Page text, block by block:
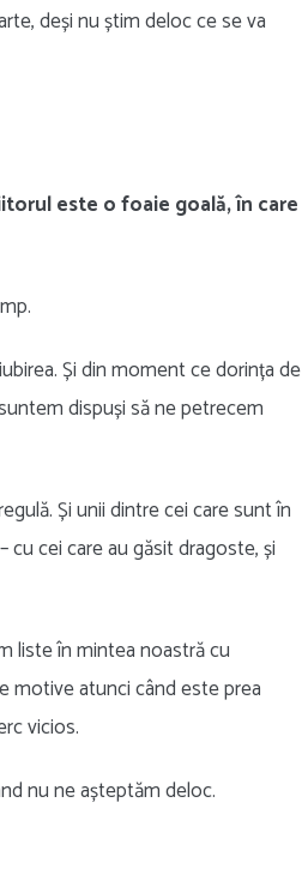
deși nu știm deloc ce se va
este o foaie goală, în care
Și din moment ce dorința de
dispuși să ne petrecem
Și unii dintre cei care sunt în
cei care au găsit dragoste, și
liste în mintea noastră cu
motive atunci când este prea
vicios.
nu ne așteptăm deloc.